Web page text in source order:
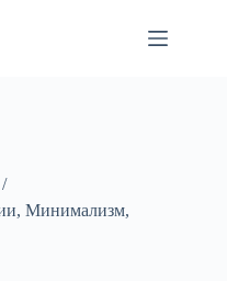
, Минимализм,